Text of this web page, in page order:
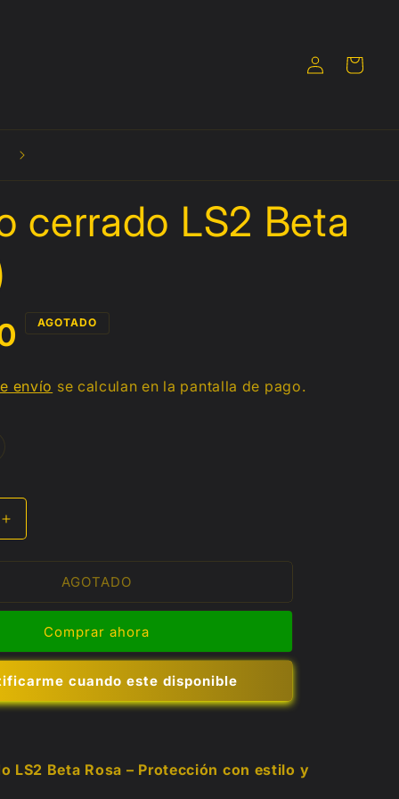
Iniciar
sesión
Carrito
cerrado LS2 Beta
AGOTADO
envío se calculan en la pantalla de pago.
Aumentar
cantidad
(ECE)
AGOTADO
Comprar ahora
cuando este disponible
LS2 Beta Rosa – Protección con estilo y